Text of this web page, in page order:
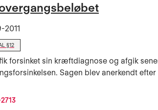
2011
§12
forsinket sin kræftdiagnose og afgik
Sagen blev anerkendt efter